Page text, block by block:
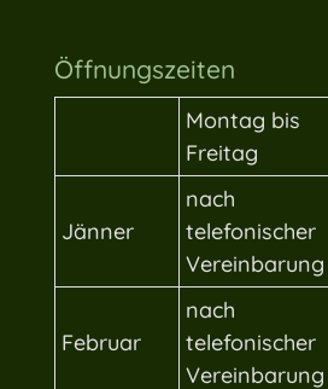
Öffnungszeiten
Montag bis
Freitag
Jänner
nach
telefonischer
Vereinbarung
Februar
nach
telefonischer
Vereinbarung